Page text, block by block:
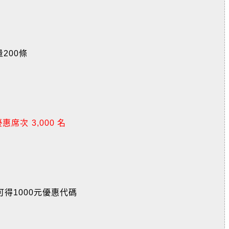
200條
惠席次 3,000 名
得1000元優惠代碼